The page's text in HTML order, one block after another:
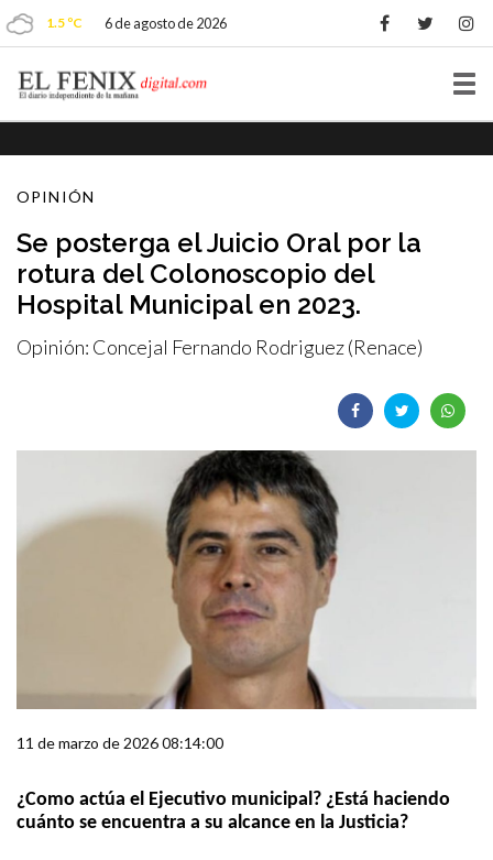
1.5 ºC 6 de agosto de 2026
OPINIÓN
Se posterga el Juicio Oral por la
rotura del Colonoscopio del
Hospital Municipal en 2023.
Opinión: Concejal Fernando Rodriguez (Renace)
11 de marzo de 2026 08:14:00
¿Como actúa el Ejecutivo municipal? ¿Está haciendo
cuánto se encuentra a su alcance en la Justicia?